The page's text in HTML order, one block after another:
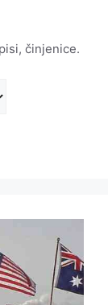
činjenice.